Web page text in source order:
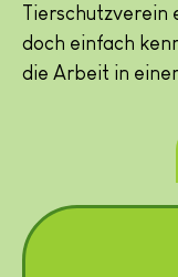
Tierschutzverein
doch einfach
die Arbeit in